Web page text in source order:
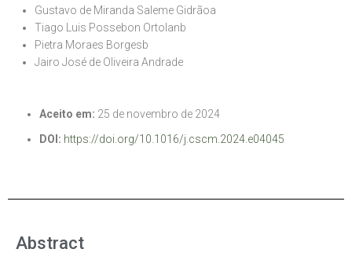
Gustavo de Miranda Saleme Gidrãoa
Tiago Luis Possebon Ortolanb
Pietra Moraes Borgesb
Jairo José de Oliveira Andrade
Aceito em: 25 de novembro de 2024
DOI: https://doi.org/10.1016/j.cscm.2024.e04045
Abstract